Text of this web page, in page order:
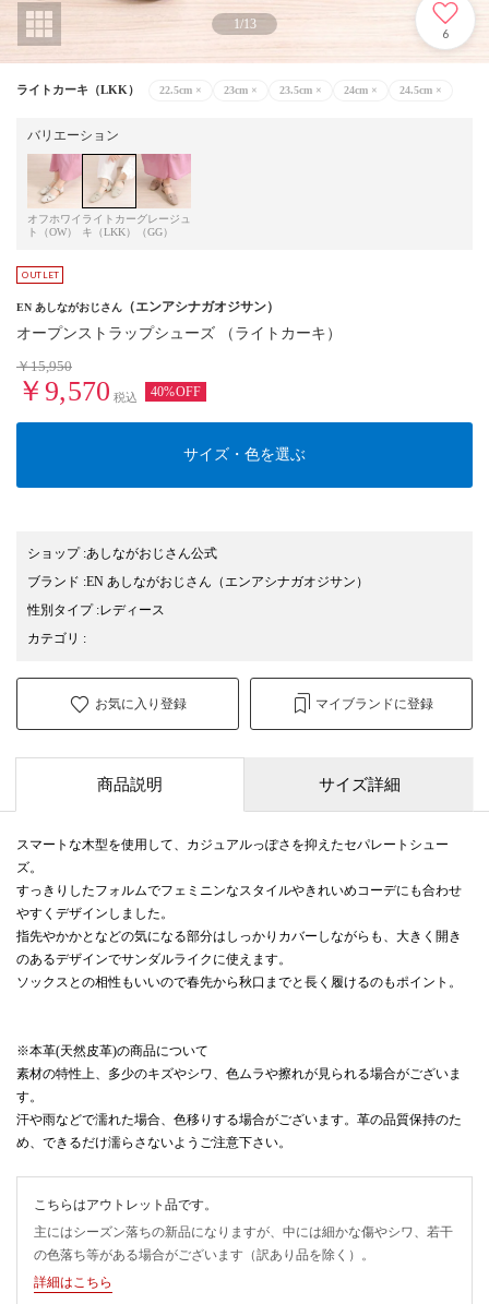
1/13
6
ライトカーキ（LKK） 22.5cm × 23cm × 23.5cm × 24cm × 24.5cm ×
バリエーション
オフホワイ
ト（OW）
ライトカー
キ（LKK）
グレージュ
（GG）
EN あしながおじさん （エンアシナガオジサン）
オープンストラップシューズ （ライトカーキ）
￥15,950
￥9,570 税込 40%OFF
サイズ・色を選ぶ
ショップ:あしながおじさん公式
ブランド :EN あしながおじさん （エンアシナガオジサン）
性別タイプ:レディース
カテゴリ :
お気に入り登録 マイブランドに登録
商品説明 サイズ詳細
スマートな木型を使用して、カジュアルっぽさを抑えたセパレートシュー
ズ。
すっきりしたフォルムでフェミニンなスタイルやきれいめコーデにも合わせ
やすくデザインしました。
指先やかかとなどの気になる部分はしっかりカバーしながらも、大きく開き
のあるデザインでサンダルライクに使えます。
ソックスとの相性もいいので春先から秋口までと長く履けるのもポイント。
※本革(天然皮革)の商品について
素材の特性上、多少のキズやシワ、色ムラや擦れが見られる場合がございま
す。
汗や雨などで濡れた場合、色移りする場合がございます。革の品質保持のた
め、できるだけ濡らさないようご注意下さい。
こちらはアウトレット品です。
主にはシーズン落ちの新品になりますが、中には細かな傷やシワ、若干
の色落ち等がある場合がございます（訳あり品を除く）。
詳細はこちら